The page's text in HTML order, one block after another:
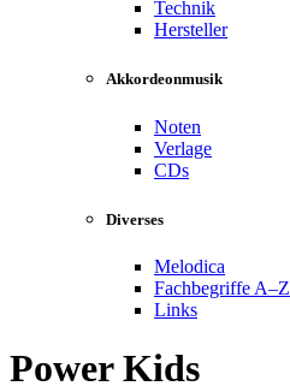
Technik
Hersteller
Akkordeonmusik
Noten
Verlage
CDs
Diverses
Melodica
Fachbegriffe A–Z
Links
Power Kids